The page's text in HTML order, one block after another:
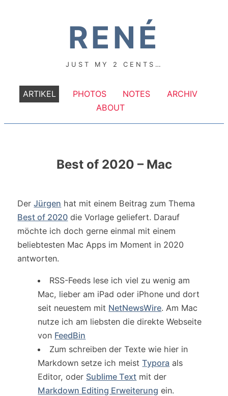
RENÉ
JUST MY 2 CENTS…
ARTIKEL PHOTOS NOTES
ARCHIV
ABOUT
Best of 2020 – Mac
DerJürgen hat mit einem Beitrag zum Thema
Best of 2020 die Vorlage geliefert. Darauf
möchte ich doch gerne einmal mit einem
beliebtesten Mac Apps im Moment in 2020
antworten.
RSS-Feeds lese ich viel zu wenig am
Mac, lieber am iPad oder iPhone und dort
seit neuestem mit NetNewsWire. Am Mac
nutze ich am liebsten die direkte Webseite
von FeedBin
Zum schreiben der Texte wie hier in
Markdown setze ich meistTypora als
Editor, oder Sublime Text mit der
Markdown Editing Erweiterung ein.